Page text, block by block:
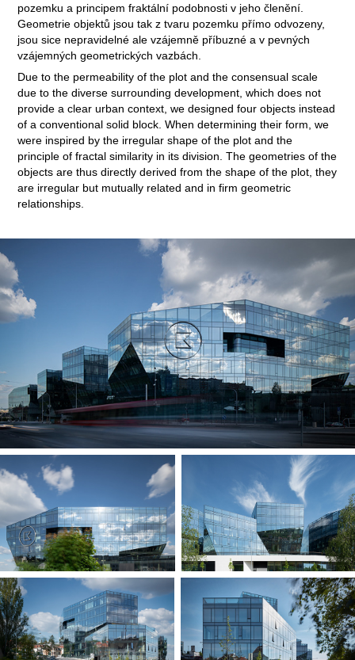
pozemku a principem fraktální podobnosti v jeho členění.
Geometrie objektů jsou tak z tvaru pozemku přímo odvozeny,
jsou sice nepravidelné ale vzájemně příbuzné a v pevných
vzájemných geometrických vazbách.
Due to the permeability of the plot and the consensual scale
due to the diverse surrounding development, which does not
provide a clear urban context, we designed four objects instead
of a conventional solid block. When determining their form, we
were inspired by the irregular shape of the plot and the
principle of fractal similarity in its division. The geometries of the
objects are thus directly derived from the shape of the plot, they
are irregular but mutually related and in firm geometric
relationships.